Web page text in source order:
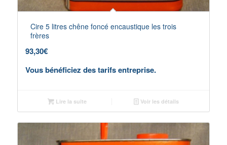
Cire 5 litres chêne foncé encaustique les trois
frères
93,30€
Vous bénéficiez des tarifs entreprise.
Lire la suite Voir les détails